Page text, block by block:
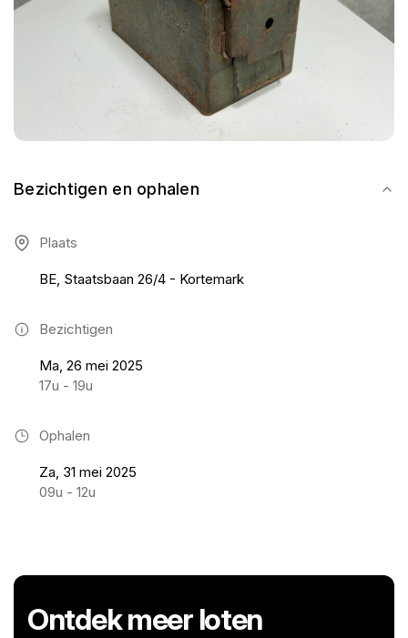
Bezichtigen en ophalen
Plaats
BE, Staatsbaan 26/4 - Kortemark
Bezichtigen
Ma, 26 mei 2025
17u - 19u
Ophalen
Za, 31 mei 2025
09u - 12u
Ontdek meer loten